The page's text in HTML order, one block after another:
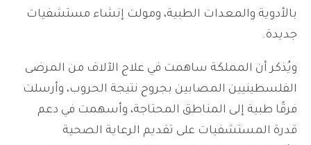
بالأدوية والمعدات الطبية، ومولت إنشاء مستشفيات
جديدة.
ويُذكر أن المملكة ساهمت في علاج الآلاف من المرضى
الفلسطينيين المصابين بجروح نتيجة الحروب، وأرسلت
فرقًا طبية إلى المناطق المحتاجة، وأسهمت في دعم
قدرة المستشفيات على تقديم الرعاية الصحية